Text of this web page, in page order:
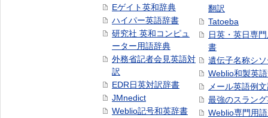
Eゲイト英和辞典
ハイパー英語辞書
研究社 英和コンピュ
ーター用語辞典
外務省記者会見英語対
訳
EDR日英対訳辞書
JMnedict
Weblio記号和英辞書
翻訳
Tatoeba
日英・英日専
書
遺伝子名称シ
Weblio和製英
メール英語例
最強のスラン
Weblio専門用